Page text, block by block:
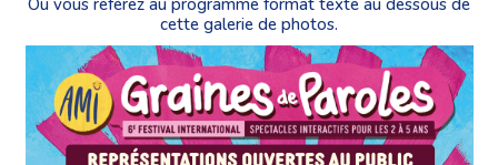
cette galerie de photos.